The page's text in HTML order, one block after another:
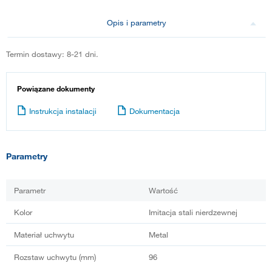
Opis i parametry
Termin dostawy: 8-21 dni.
Powiązane dokumenty
Instrukcja instalacji Dokumentacja
Parametry
Parametr Wartość
Kolor Imitacja stali nierdzewnej
Materiał uchwytu Metal
Rozstaw uchwytu (mm) 96